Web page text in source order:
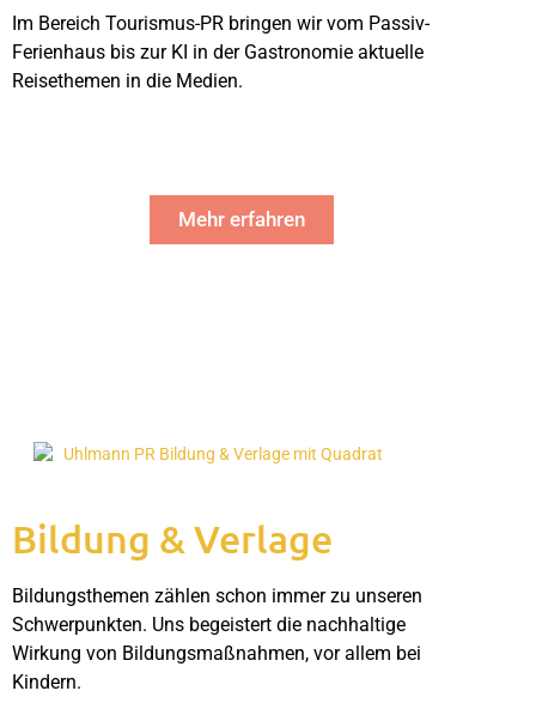
Im Bereich Tourismus-PR bringen wir vom Passiv-
Ferienhaus bis zur KI in der Gastronomie aktuelle
Reisethemen in die Medien.
Mehr erfahren
Bildung & Verlage
Bildungsthemen zählen schon immer zu unseren
Schwerpunkten. Uns begeistert die nachhaltige
Wirkung von Bildungsmaßnahmen, vor allem bei
Kindern.